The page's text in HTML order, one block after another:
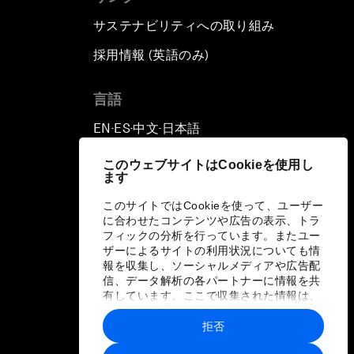
このウェブサイトはCookieを使用し
ます
このサイトではCookieを使って、ユーザー
に合わせたコンテンツや広告の表示、トラ
フィックの分析を行っています。またユー
ザーによるサイトの利用状況についても情
報を収集し、ソーシャルメディアや広告配
信、データ解析の各パートナーに情報を共
有しています。ここで収集された情報は、
ユーザーが各パートナーに提供した他の情
報や各パートナーのサービスを使用した際
に収集された情報と組み合わされ、各パー
拒否
サステナビリティへの取り組み
採用情報 (英語のみ)
言語
EN ▪ ES▪中文▪ 日本語